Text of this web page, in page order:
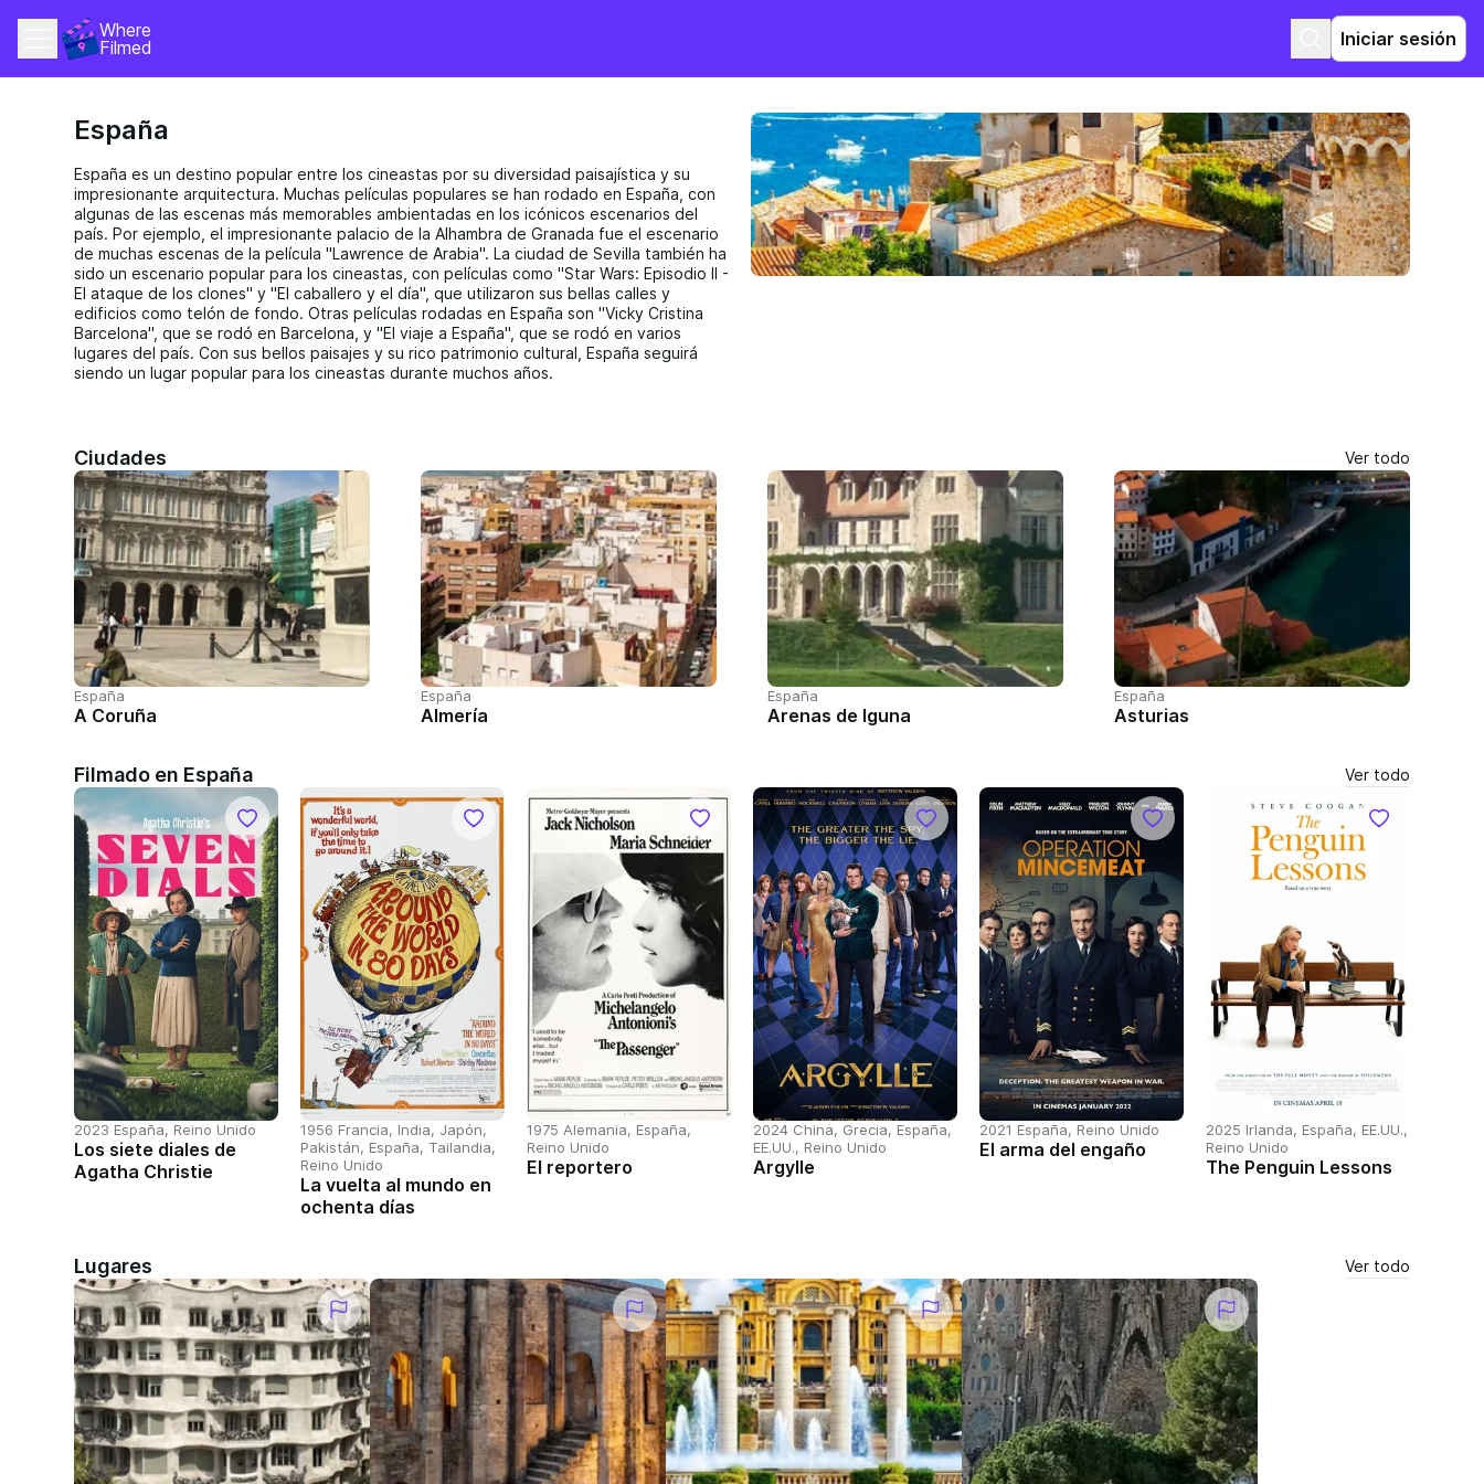
Where
Filmed
Iniciar sesión
España
España es un destino popular entre los cineastas por su diversidad paisajística y su
impresionante arquitectura. Muchas películas populares se han rodado en España, con
algunas de las escenas más memorables ambientadas en los icónicos escenarios del
país. Por ejemplo, el impresionante palacio de la Alhambra de Granada fue el escenario
de muchas escenas de la película "Lawrence de Arabia". La ciudad de Sevilla también ha
sido un escenario popular para los cineastas, con películas como "Star Wars: Episodio II -
El ataque de los clones" y "El caballero y el día", que utilizaron sus bellas calles y
edificios como telón de fondo. Otras películas rodadas en España son "Vicky Cristina
Barcelona", que se rodó en Barcelona, y "El viaje a España", que se rodó en varios
lugares del país. Con sus bellos paisajes y su rico patrimonio cultural, España seguirá
siendo un lugar popular para los cineastas durante muchos años.
Ciudades Ver todo
España
A Coruña
España
Almería
España
Arenas de Iguna
España
Asturias
Filmado en España Ver todo
2023 España, Reino Unido
Los siete diales de
Agatha Christie
1956 Francia, India, Japón,
Pakistán, España, Tailandia,
Reino Unido
La vuelta al mundo en
ochenta días
1975 Alemania, España,
Reino Unido
El reportero
2024 China, Grecia, España,
EE.UU., Reino Unido
Argylle
2021 España, Reino Unido
El arma del engaño
2025 Irlanda, España, EE.UU.,
Reino Unido
The Penguin Lessons
Lugares Ver todo